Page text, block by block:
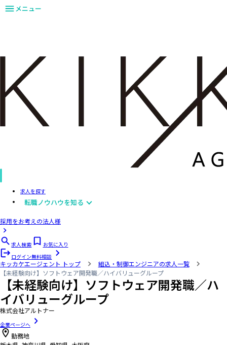
メニュー
求人を探す
転職ノウハウを知る
採用をお考えの法人様
求人検索
お気に入り
ログイン無料相談
キッカケエージェント トップ
組込・制御エンジニアの求人一覧
【未経験向け】ソフトウェア開発職／ハイバリューグループ
【未経験向け】ソフトウェア開発職／ハ
イバリューグループ
株式会社アルトナー
企業ページへ
勤務地